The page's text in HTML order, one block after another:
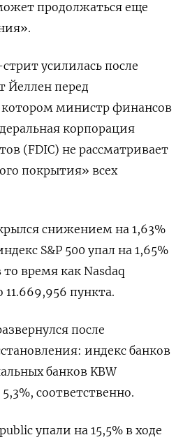
продолжаться еще
усилилась после
Йеллен перед
котором министр финансов
корпорация
(FDIC) не рассматривает
покрытия» всех
снижением на 1,63%
S&P 500 упал на 1,65%
время как ​Nasdaq
11.669,956 пункта​.
после
индекс банков
банков KBW
соответственно.
упали на 15,5% в ходе